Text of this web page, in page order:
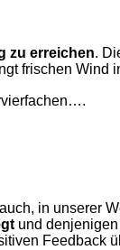
zu erreichen.
frischen Wind
in unserer
und denjenigen
Feedback